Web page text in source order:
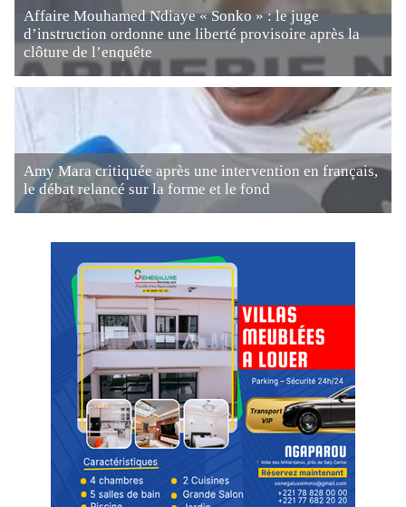
Affaire Mouhamed Ndiaye « Sonko » : le juge
d’instruction ordonne une liberté provisoire après la
clôture de l’enquête
Amy Mara critiquée après une intervention en français,
le débat relancé sur la forme et le fond